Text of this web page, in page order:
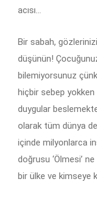
acısı…
Bir sabah,
düşünün!
bilemiyorsunuz
hiçbir sebep yokken
duygular
olarak tüm dünya
içinde milyonlarca
doğrusu ‘Ölmesi’
bir ülke ve kimseye